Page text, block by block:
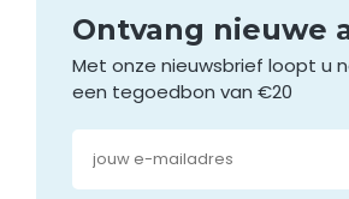
Ontvang nieuwe
Met onze nieuwsbrief loopt u
een tegoedbon van €20